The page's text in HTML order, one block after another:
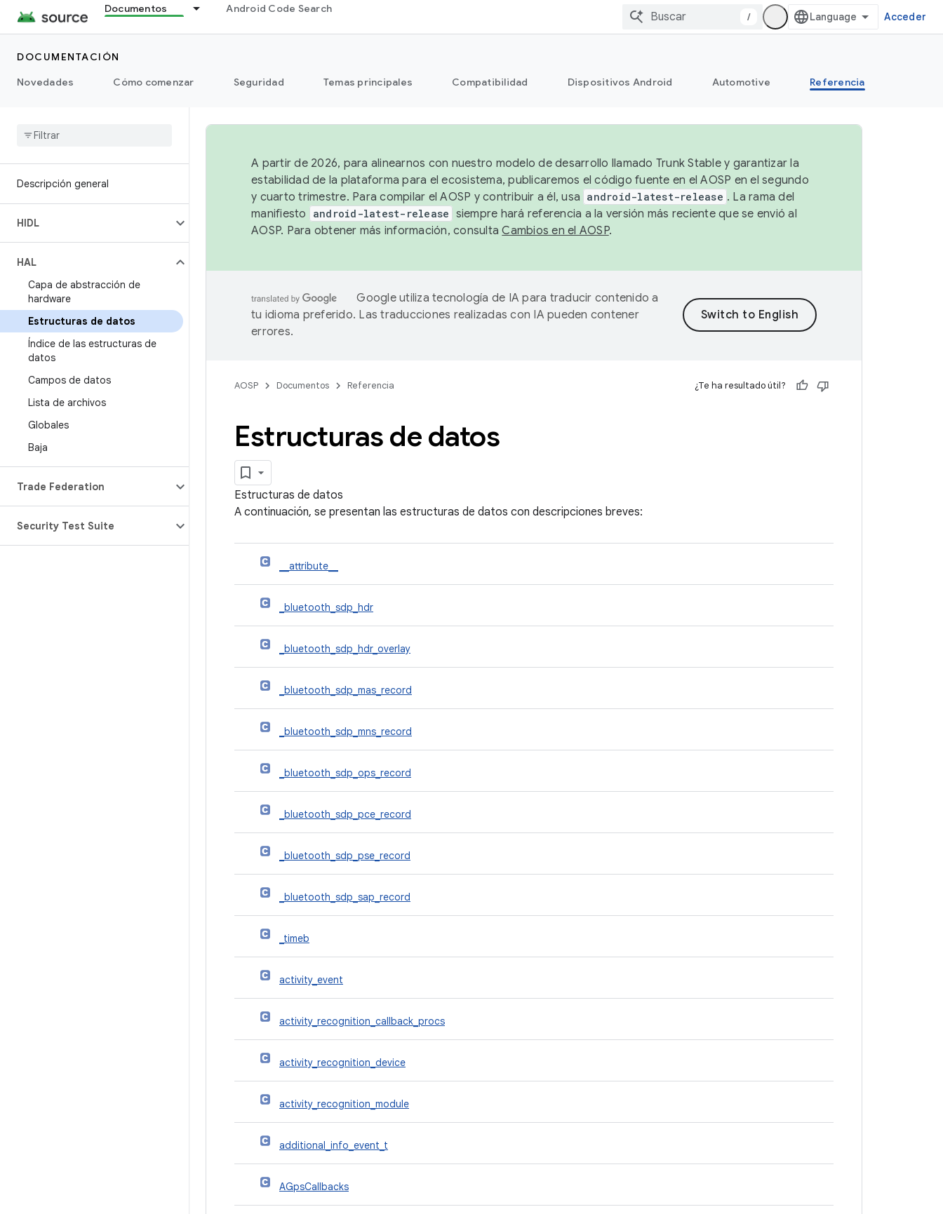
Documentos Android Code Search
/ Acceder
DOCUMENTACIÓN
Novedades
Cómo comenzar Seguridad Temas principales Compatibilidad Dispositivos Android Automotive Referencia
Descripción general
HIDL
HAL
Capa de abstracción de
hardware
Estructuras de datos
Índice de las estructuras de
datos
Campos de datos
Lista de archivos
Globales
Baja
Trade Federation
Security Test Suite
A partir de 2026, para alinearnos con nuestro modelo de desarrollo llamado Trunk Stable y garantizar la
estabilidad de la plataforma para el ecosistema, publicaremos el código fuente en el AOSP en el segundo
y cuarto trimestre. Para compilar el AOSP y contribuir a él, usa android-latest-release . La rama del
manifiesto
android-latest-release siempre hará referencia a la versión más reciente que se envió al
AOSP. Para obtener más información, consultaCambios en el AOSP.
Google utiliza tecnología de IA para traducir contenido a
tu idioma preferido. Las traducciones realizadas con IA pueden contener
errores.
AOSP Documentos Referencia ¿Te ha resultado útil?
Estructuras de datos
Estructuras de datos
A continuación, se presentan las estructuras de datos con descripciones breves:
__attribute__
_bluetooth_sdp_hdr
_bluetooth_sdp_hdr_overlay
_bluetooth_sdp_mas_record
_bluetooth_sdp_mns_record
_bluetooth_sdp_ops_record
_bluetooth_sdp_pce_record
_bluetooth_sdp_pse_record
_bluetooth_sdp_sap_record
_timeb
activity_event
activity_recognition_callback_procs
activity_recognition_device
activity_recognition_module
additional_info_event_t
AGpsCallbacks